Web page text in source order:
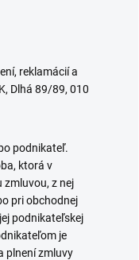
reklamácií a
Dlhá 89/89, 010
podnikateľ.
ktorá v
z nej
pri obchodnej
podnikateľskej
je
plnení zmluvy